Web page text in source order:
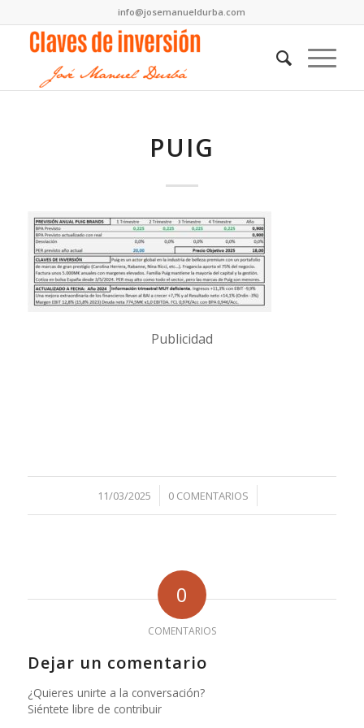
info@josemanueldurba.com
PUIG
Publicidad
11/03/2025
/ 0 COMENTARIOS
/
0
COMENTARIOS
Dejar un comentario
¿Quieres unirte a la conversación?
Siéntete libre de contribuir